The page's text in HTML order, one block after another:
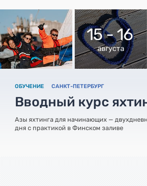
15 - 16
августа
ОБУЧЕНИЕ САНКТ-ПЕТЕРБУРГ
Вводный курс
Азы яхтинга для начинающих —
дня с практикой в Финском заливе